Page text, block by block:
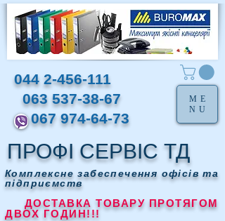
ПРОФІ СЕРВІС ТД
Комплексне забеспечення офісів та
підприємств
ДОСТАВКА ТОВАРУ ПРОТЯГОМ
ДВОХ ГОДИН!!!
044 2-456-111
063 537-38-67
067 974-64-73
ME
NU